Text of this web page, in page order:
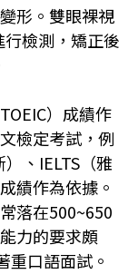
形。雙眼裸視
檢測，矯正後
）成績作
檢定考試，例
、IELTS（雅
績作為依據。
落在500~650
力的要求頗
重口語面試。